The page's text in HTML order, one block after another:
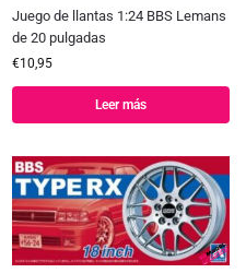
Juego de llantas 1:24 BBS Lemans
de 20 pulgadas
€10,95
Leer más